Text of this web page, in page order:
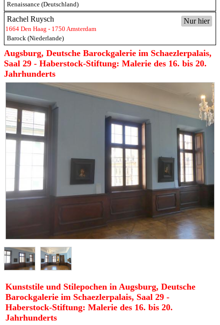
Renaissance (Deutschland)
Nur hier
Rachel Ruysch
1664 Den Haag - 1750 Amsterdam
Barock (Niederlande)
Augsburg, Deutsche Barockgalerie im Schaezlerpalais,
Saal 29 - Haberstock-Stiftung: Malerie des 16. bis 20.
Jahrhunderts
Kunststile und Stilepochen in Augsburg, Deutsche
Barockgalerie im Schaezlerpalais, Saal 29 -
Haberstock-Stiftung: Malerie des 16. bis 20.
Jahrhunderts